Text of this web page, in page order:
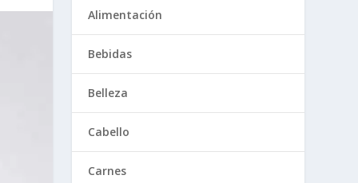
Alimentación
Bebidas
Belleza
Cabello
Carnes